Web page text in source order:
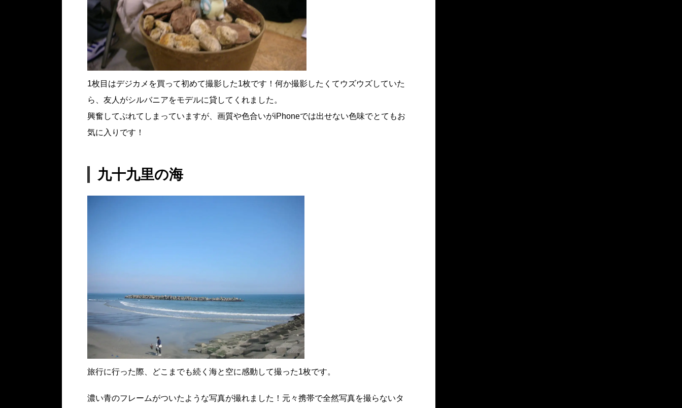
1枚目はデジカメを買って初めて撮影した1枚です！何か撮影したくてウズウズしていた
ら、友人がシルバニアをモデルに貸してくれました。
興奮してぶれてしまっていますが、画質や色合いがiPhoneでは出せない色味でとてもお
気に入りです！
九十九里の海
旅行に行った際、どこまでも続く海と空に感動して撮った1枚です。
濃い青のフレームがついたような写真が撮れました！元々携帯で全然写真を撮らないタ